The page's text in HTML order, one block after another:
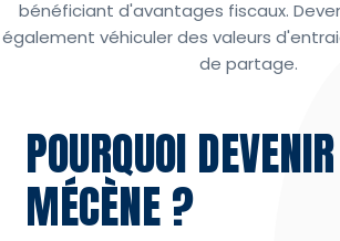
bénéficiant d'avantages fiscaux.
également véhiculer des valeurs
de partage.
POURQUOI DEVENIR
MÉCÈNE ?